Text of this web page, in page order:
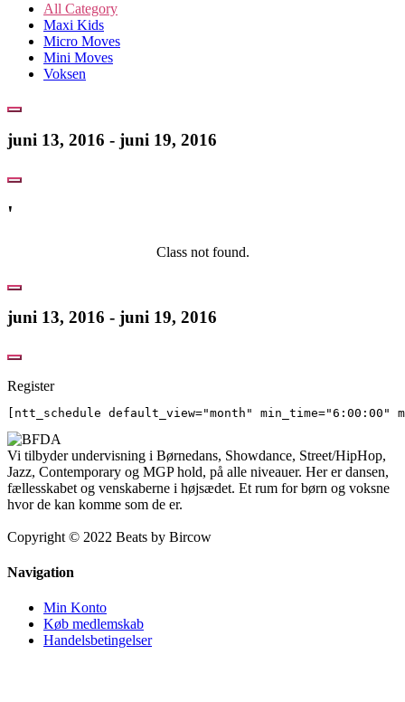
All Category
Maxi Kids
Micro Moves
Mini Moves
Voksen
juni 13, 2016 - juni 19, 2016
'
Class not found.
juni 13, 2016 - juni 19, 2016
Register
[ntt_schedule default_view="month" min_time="6:00:00"
Vi tilbyder undervisning i Børnedans, Showdance, Street/HipHop,
Jazz, Contemporary og MGP hold, på alle niveauer. Her er dansen,
fællesskabet og venskaberne i højsædet. Et rum for børn og voksne
hvor de kan komme som de er.
Copyright © 2022 Beats by Bircow
Navigation
Min Konto
Køb medlemskab
Handelsbetingelser